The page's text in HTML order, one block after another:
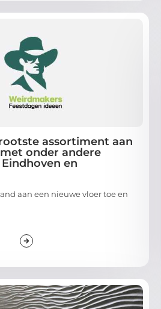
assortiment aan
onder andere
en
aan een nieuwe vloer toe en